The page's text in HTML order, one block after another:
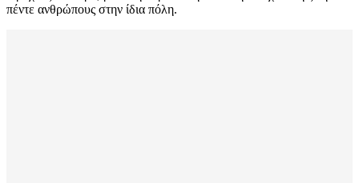
πέντε ανθρώπους στην ίδια πόλη.